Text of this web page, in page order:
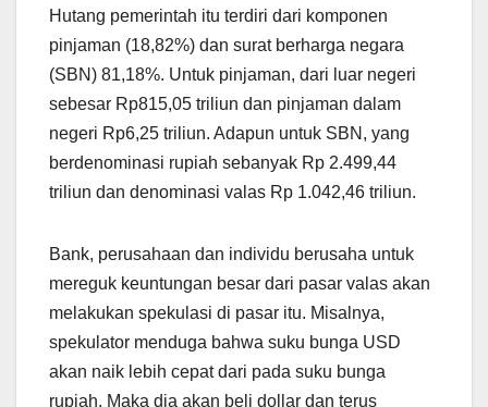
Hutang pemerintah itu terdiri dari komponen
pinjaman (18,82%) dan surat berharga negara
(SBN) 81,18%. Untuk pinjaman, dari luar negeri
sebesar Rp815,05 triliun dan pinjaman dalam
negeri Rp6,25 triliun. Adapun untuk SBN, yang
berdenominasi rupiah sebanyak Rp 2.499,44
triliun dan denominasi valas Rp 1.042,46 triliun.
Bank, perusahaan dan individu berusaha untuk
mereguk keuntungan besar dari pasar valas akan
melakukan spekulasi di pasar itu. Misalnya,
spekulator menduga bahwa suku bunga USD
akan naik lebih cepat dari pada suku bunga
rupiah. Maka dia akan beli dollar dan terus